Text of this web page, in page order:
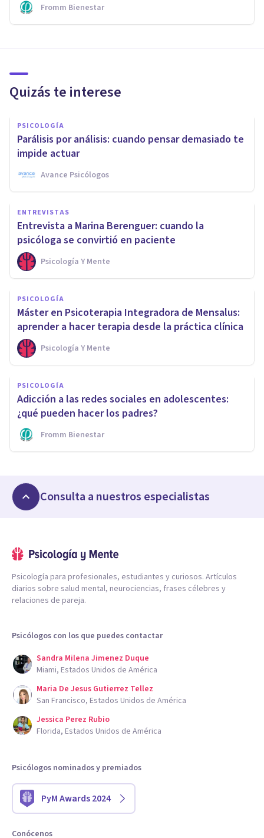
Fromm Bienestar
Quizás te interese
PSICOLOGÍA
Parálisis por análisis: cuando pensar demasiado te
impide actuar
Avance Psicólogos
ENTREVISTAS
Entrevista a Marina Berenguer: cuando la
psicóloga se convirtió en paciente
Psicología Y Mente
PSICOLOGÍA
Máster en Psicoterapia Integradora de Mensalus:
aprender a hacer terapia desde la práctica clínica
Psicología Y Mente
PSICOLOGÍA
Adicción a las redes sociales en adolescentes:
¿qué pueden hacer los padres?
Fromm Bienestar
Consulta a nuestros especialistas
Psicología para profesionales, estudiantes y curiosos. Artículos
diarios sobre salud mental, neurociencias, frases célebres y
relaciones de pareja.
Psicólogos con los que puedes contactar
Sandra Milena Jimenez Duque
Miami, Estados Unidos de América
Maria De Jesus Gutierrez Tellez
San Francisco, Estados Unidos de América
Jessica Perez Rubio
Florida, Estados Unidos de América
Psicólogos nominados y premiados
PyM Awards 2024
Conócenos